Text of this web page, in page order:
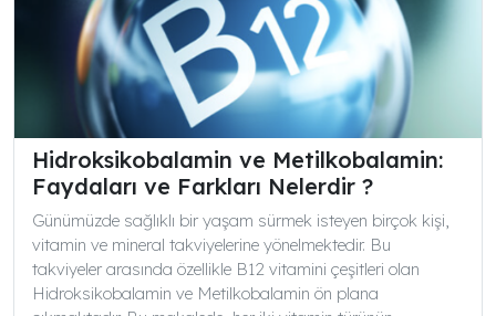
Hidroksikobalamin ve Metilkobalamin:
Faydaları ve Farkları Nelerdir ?
Günümüzde sağlıklı bir yaşam sürmek isteyen birçok kişi,
vitamin ve mineral takviyelerine yönelmektedir. Bu
takviyeler arasında özellikle B12 vitamini çeşitleri olan
Hidroksikobalamin ve Metilkobalamin ön plana